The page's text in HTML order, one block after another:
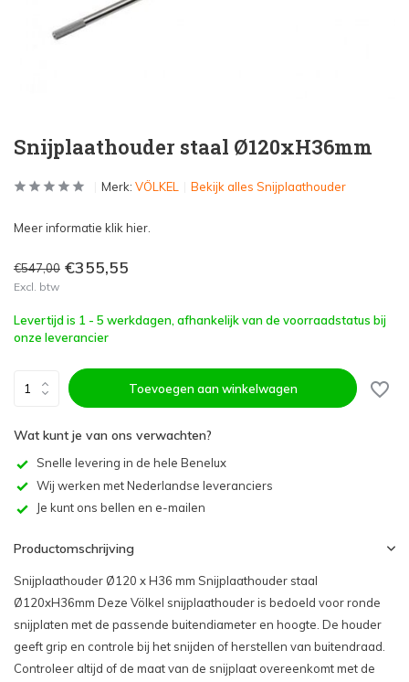
Snijplaathouder staal Ø120xH36mm
Merk: VÖLKEL Bekijk alles Snijplaathouder
Meer informatie klik hier.
€547,00 €355,55
Excl. btw
Levertijd is 1 - 5 werkdagen, afhankelijk van de voorraadstatus bij
onze leverancier
Toevoegen aan winkelwagen
Wat kunt je van ons verwachten?
Snelle levering in de hele Benelux
Wij werken met Nederlandse leveranciers
Je kunt ons bellen en e-mailen
Productomschrijving
Snijplaathouder Ø120 x H36 mm Snijplaathouder staal
Ø120xH36mm Deze Völkel snijplaathouder is bedoeld voor ronde
snijplaten met de passende buitendiameter en hoogte. De houder
geeft grip en controle bij het snijden of herstellen van buitendraad.
Controleer altijd of de maat van de snijplaat overeenkomt met de